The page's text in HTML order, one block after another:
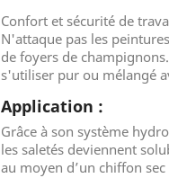
Confort et sécurité de
N'attaque pas les
de foyers de
s'utiliser pur ou mélangé
Application :
Grâce à son système
les saletés deviennent
au moyen d’un chiffon